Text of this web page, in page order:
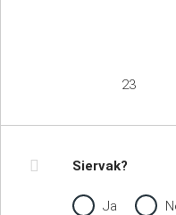
23
Siervak?
Ja